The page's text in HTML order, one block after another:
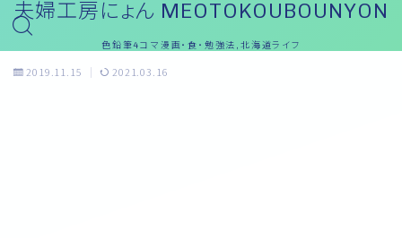
夫婦工房にょん MEOTOKOUBOUNYON
色鉛筆4コマ漫画・食・勉強法,北海道ライフ
2019.11.15 2021.03.16